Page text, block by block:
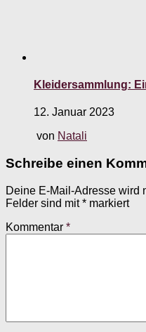
Kleidersammlung:
12. Januar 2023
von Natali
Schreibe einen
Deine E-Mail-Adresse wird
Felder sind mit* markiert
Kommentar *